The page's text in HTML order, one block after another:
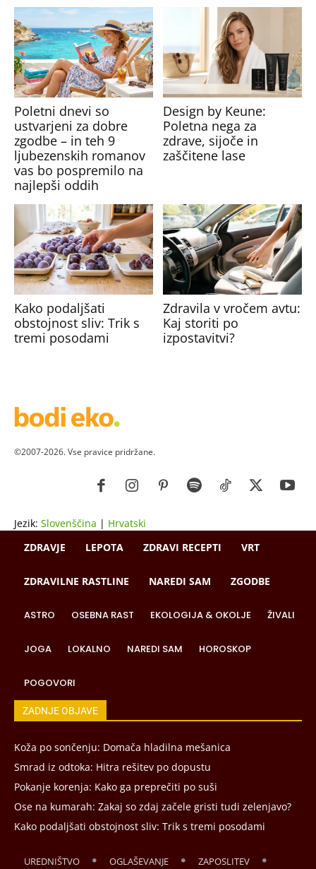
Poletni dnevi so
ustvarjeni za dobre
zgodbe – in teh 9
ljubezenskih romanov
vas bo pospremilo na
najlepši oddih
Design by Keune:
Poletna nega za
zdrave, sijoče in
zaščitene lase
Kako podaljšati
obstojnost sliv: Trik s
tremi posodami
Zdravila v vročem avtu:
Kaj storiti po
izpostavitvi?
©2007-2026. Vse pravice pridržane.
Jezik: Slovenščina | Hrvatski
ZDRAVJE
LEPOTA ZDRAVI RECEPTI VRT
ZDRAVILNE RASTLINE NAREDI SAM ZGODBE
ASTRO OSEBNA RAST EKOLOGIJA & OKOLJE ŽIVALI
JOGA LOKALNO NAREDI SAM HOROSKOP
POGOVORI
ZADNJE OBJAVE
Koža po sončenju: Domača hladilna mešanica
Smrad iz odtoka: Hitra rešitev po dopustu
Pokanje korenja: Kako ga preprečiti po suši
Ose na kumarah: Zakaj so zdaj začele gristi tudi zelenjavo?
Kako podaljšati obstojnost sliv: Trik s tremi posodami
UREDNIŠTVO OGLAŠEVANJE ZAPOSLITEV